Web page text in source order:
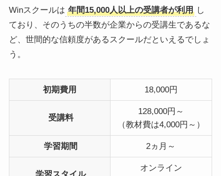
Winスクールは 年間15,000人以上の受講者が利用 し
ており、そのうちの半数が企業からの受講生であるな
ど、世間的な信頼度があるスクールだといえるでしょ
う。
初期費用 18,000円
受講料
128,000円～
（教材費は4,000円～）
学習期間 2ヵ月～
オンライン